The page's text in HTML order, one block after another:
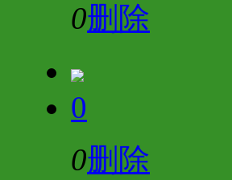
0删除
0
0删除